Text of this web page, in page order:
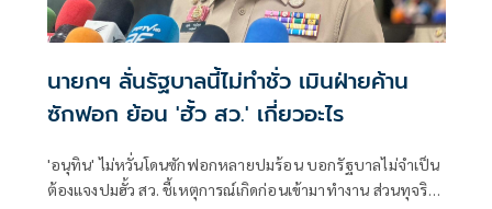
นายกฯ ลั่นรัฐบาลนี้ไม่ทำชั่ว เมินฝ่ายค้าน
ซักฟอก ย้อน 'ฮั้ว สว.' เกี่ยวอะไร
'อนุทิน' ไม่หวั่นโดนซักฟอกหลายปมร้อน บอกรัฐบาลไม่จำเป็น
ต้องแจงปมฮั้ว สว. ชี้เหตุการณ์เกิดก่อนเข้ามาทำงาน ส่วนทุจริต